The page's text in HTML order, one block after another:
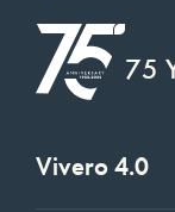
75
Vivero 4.0